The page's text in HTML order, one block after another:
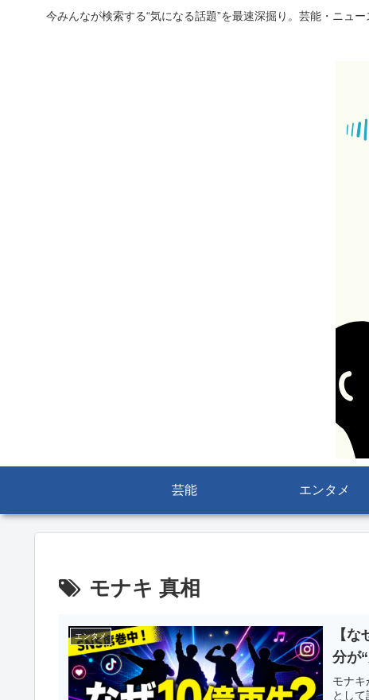
今みんなが検索する“気になる話題”を最速深掘り。芸能・ニュ
芸能 エンタメ
モナキ 真相
エンタメ
【
分が
モナ
とし